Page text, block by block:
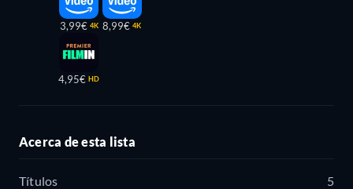
3,99€ 4K
4,95€ HD
8,99€ 4K
Acerca de esta lista
Títulos 5